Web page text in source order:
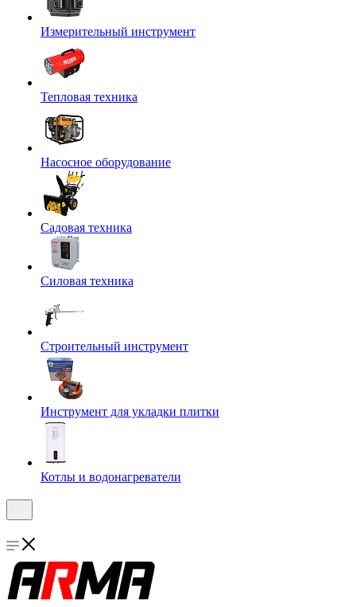
Измерительный инструмент
Тепловая техника
Насосное оборудование
Садовая техника
Силовая техника
Строительный инструмент
Инструмент для укладки плитки
Котлы и водонагреватели